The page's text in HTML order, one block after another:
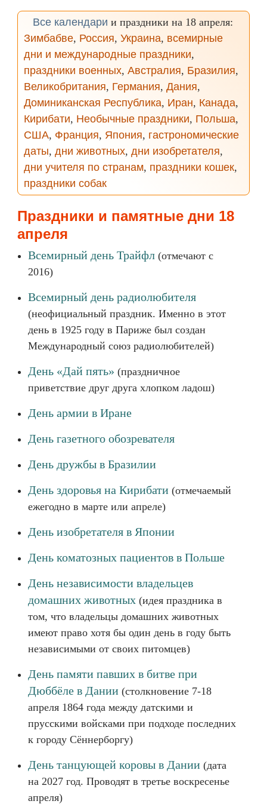
Все календари и праздники на 18 апреля:
Зимбабве, Россия, Украина, всемирные
дни и международные праздники,
праздники военных, Австралия, Бразилия,
Великобритания, Германия, Дания,
Доминиканская Республика, Иран, Канада,
Кирибати, Необычные праздники, Польша,
США, Франция, Япония, гастрономические
даты, дни животных, дни изобретателя,
дни учителя по странам, праздники кошек,
праздники собак
Праздники и памятные дни 18
апреля
Всемирный день Трайфл (отмечают с
2016)
Всемирный день радиолюбителя
(неофициальный праздник. Именно в этот
день в 1925 году в Париже был создан
Международный союз радиолюбителей)
День «Дай пять» (праздничное
приветствие друг друга хлопком ладош)
День армии в Иране
День газетного обозревателя
День дружбы в Бразилии
День здоровья на Кирибати (отмечаемый
ежегодно в марте или апреле)
День изобретателя в Японии
День коматозных пациентов в Польше
День независимости владельцев
домашних животных (идея праздника в
том, что владельцы домашних животных
имеют право хотя бы один день в году быть
независимыми от своих питомцев)
День памяти павших в битве при
Дюббёле в Дании (столкновение 7-18
апреля 1864 года между датскими и
прусскими войсками при подходе последних
к городу Сённерборгу)
День танцующей коровы в Дании (дата
на 2027 год. Проводят в третье воскресенье
апреля)